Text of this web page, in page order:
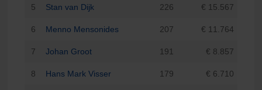
5 Stan van Dijk 226 € 15.567
6 Menno Mensonides 207 € 11.764
7 Johan Groot 191 € 8.857
8 Hans Mark Visser 179 € 6.710